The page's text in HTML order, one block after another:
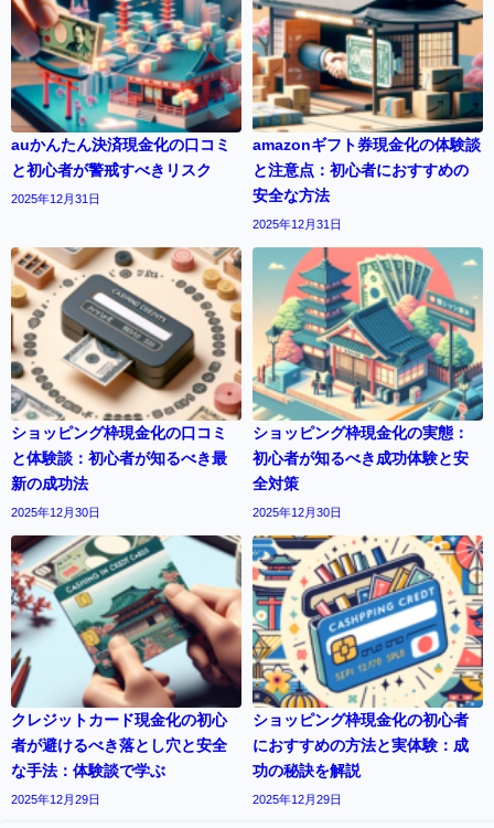
auかんたん決済現金化の口コミ
と初心者が警戒すべきリスク
2025年12月31日
amazonギフト券現金化の体験談
と注意点：初心者におすすめの
安全な方法
2025年12月31日
ショッピング枠現金化の口コミ
と体験談：初心者が知るべき最
新の成功法
2025年12月30日
ショッピング枠現金化の実態：
初心者が知るべき成功体験と安
全対策
2025年12月30日
クレジットカード現金化の初心
者が避けるべき落とし穴と安全
な手法：体験談で学ぶ
2025年12月29日
ショッピング枠現金化の初心者
におすすめの方法と実体験：成
功の秘訣を解説
2025年12月29日